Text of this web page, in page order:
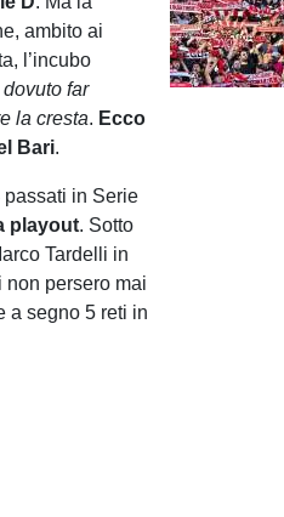
ambito ai
l’incubo
far
la cresta. Ecco
Bari.
in Serie
playout. Sotto
Tardelli in
persero mai
a segno 5 reti in